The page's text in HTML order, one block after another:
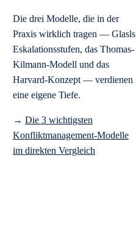
Die drei Modelle, die in der
Praxis wirklich tragen — Glasls
Eskalationsstufen, das Thomas-
Kilmann-Modell und das
Harvard-Konzept — verdienen
eine eigene Tiefe.
→ Die 3 wichtigsten
Konfliktmanagement-Modelle
im direkten Vergleich